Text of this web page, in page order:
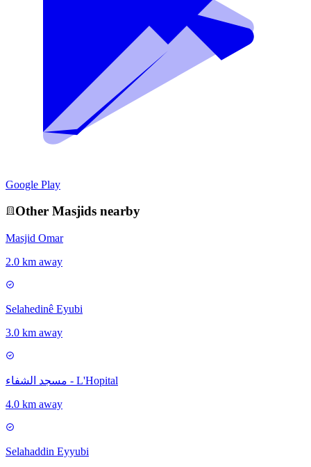
Google Play
Other Masjids nearby
Masjid Omar
2.0 km away
Selahedinê Eyubi
3.0 km away
مسجد الشفاء - L'Hopital
4.0 km away
Selahaddin Eyyubi